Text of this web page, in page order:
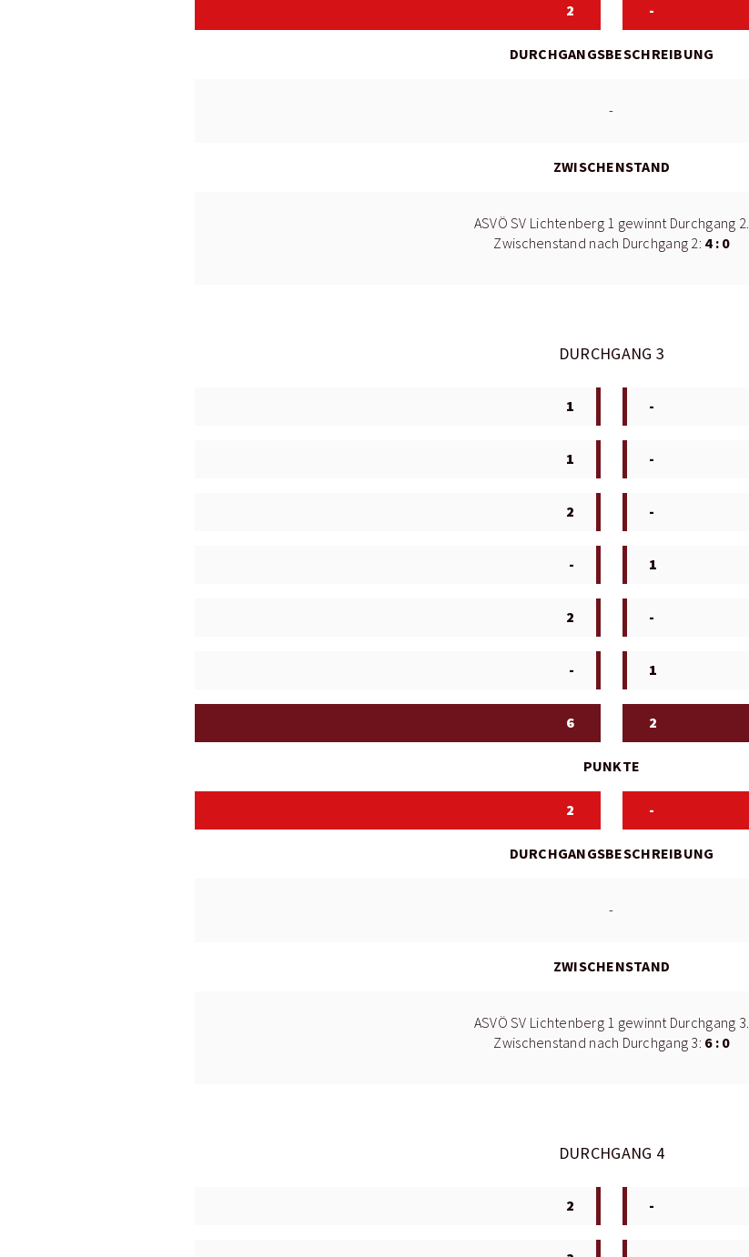
2 -
DURCHGANGSBESCHREIBUNG
-
ZWISCHENSTAND
ASVÖ SV Lichtenberg 1 gewinnt Durchgang 2.
Zwischenstand nach Durchgang 2: 4 : 0
DURCHGANG 3
1 -
1 -
2 -
- 1
2 -
- 1
6 2
PUNKTE
2 -
DURCHGANGSBESCHREIBUNG
-
ZWISCHENSTAND
ASVÖ SV Lichtenberg 1 gewinnt Durchgang 3.
Zwischenstand nach Durchgang 3: 6 : 0
DURCHGANG 4
2 -